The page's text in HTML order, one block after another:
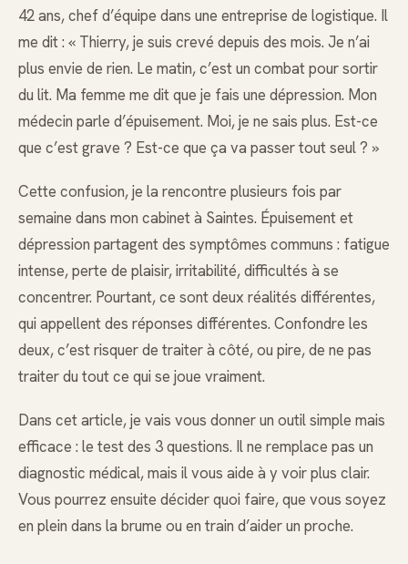
42 ans, chef d’équipe dans une entreprise de logistique. Il
me dit : « Thierry, je suis crevé depuis des mois. Je n’ai
plus envie de rien. Le matin, c’est un combat pour sortir
du lit. Ma femme me dit que je fais une dépression. Mon
médecin parle d’épuisement. Moi, je ne sais plus. Est-ce
que c’est grave ? Est-ce que ça va passer tout seul ? »
Cette confusion, je la rencontre plusieurs fois par
semaine dans mon cabinet à Saintes. Épuisement et
dépression partagent des symptômes communs : fatigue
intense, perte de plaisir, irritabilité, difficultés à se
concentrer. Pourtant, ce sont deux réalités différentes,
qui appellent des réponses différentes. Confondre les
deux, c’est risquer de traiter à côté, ou pire, de ne pas
traiter du tout ce qui se joue vraiment.
Dans cet article, je vais vous donner un outil simple mais
efficace : le test des 3 questions. Il ne remplace pas un
diagnostic médical, mais il vous aide à y voir plus clair.
Vous pourrez ensuite décider quoi faire, que vous soyez
en plein dans la brume ou en train d’aider un proche.